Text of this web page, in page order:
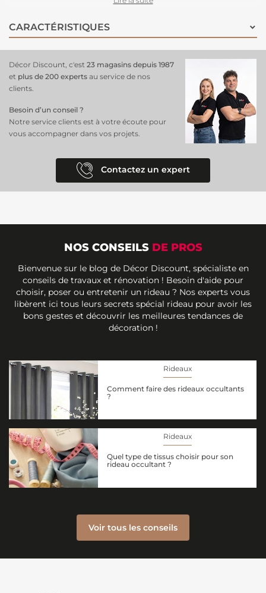
Un choix chic et polyvalent pour sublimer votre salon, chambre ou
bureau.
CARACTÉRISTIQUES
Décor Discount, c'est 23 magasins depuis 1987
et plus de 200 experts au service de nos
clients.
Besoin d’un conseil ?
Notre service clients est à votre écoute pour
vous accompagner dans vos projets.
Contactez un expert
NOS CONSEILS DE PROS
Bienvenue sur le blog de Décor Discount, spécialiste en
conseils de travaux et rénovation ! Besoin d'aide pour
choisir, poser ou entretenir un rideau ? Nos experts vous
libèrent ici tous leurs secrets spécial rideau pour avoir les
bons gestes et découvrir les meilleures tendances de
décoration !
Rideaux
Comment faire des rideaux occultants
?
Rideaux
Quel type de tissus choisir pour son
rideau occultant ?
Voir tous les conseils